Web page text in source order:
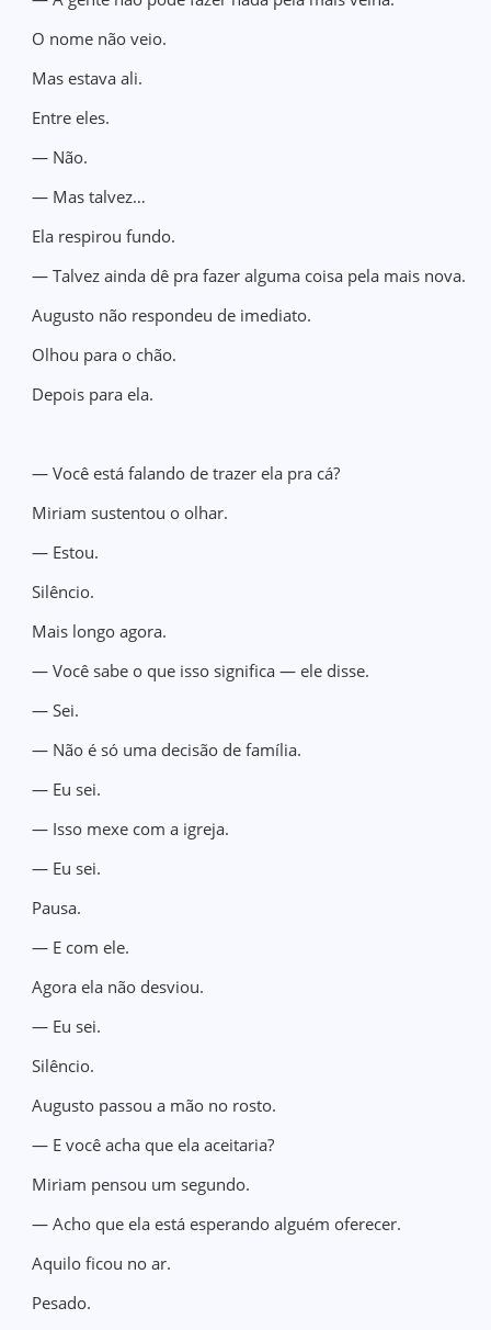
O nome não veio.
Mas estava ali.
Entre eles.
— Não.
— Mas talvez…
Ela respirou fundo.
— Talvez ainda dê pra fazer alguma coisa pela mais nova.
Augusto não respondeu de imediato.
Olhou para o chão.
Depois para ela.
— Você está falando de trazer ela pra cá?
Miriam sustentou o olhar.
— Estou.
Silêncio.
Mais longo agora.
— Você sabe o que isso significa — ele disse.
— Sei.
— Não é só uma decisão de família.
— Eu sei.
— Isso mexe com a igreja.
— Eu sei.
Pausa.
— E com ele.
Agora ela não desviou.
— Eu sei.
Silêncio.
Augusto passou a mão no rosto.
— E você acha que ela aceitaria?
Miriam pensou um segundo.
— Acho que ela está esperando alguém oferecer.
Aquilo ficou no ar.
Pesado.